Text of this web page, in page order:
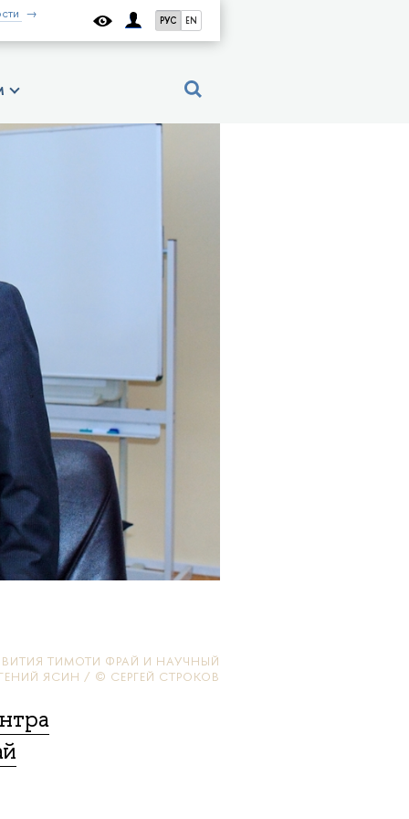
РУС EN
ТИМОТИ ФРАЙ И НАУЧНЫЙ
ЯСИН / © СЕРГЕЙ СТРОКОВ